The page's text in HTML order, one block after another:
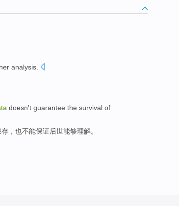
analysis
doesn't guarantee the survival of
存 ，也不能保证后世能够理解。